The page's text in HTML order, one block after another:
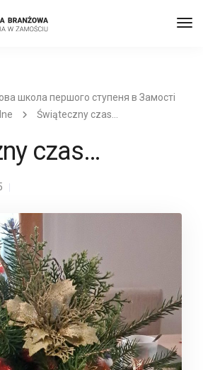
школа першого ступеня в Замості
Świąteczny czas…
czas…